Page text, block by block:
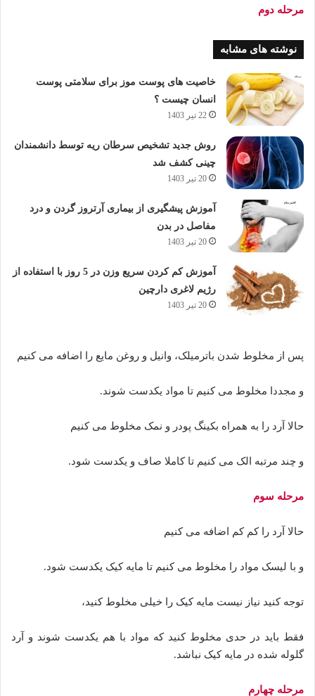
مرحله دوم
نوشته های مشابه
خاصیت های پوست موز برای سلامتی پوست
انسان چیست ؟
22 تیر 1403
روش جدید تشخیص سرطان ریه توسط دانشمندان
چینی کشف شد
20 تیر 1403
آموزش پیشگیری از بیماری آرتروز گردن و درد
مفاصل در بدن
20 تیر 1403
آموزش کم کردن سریع وزن در 5 روز با استفاده از
رژیم لاغری دارچین
20 تیر 1403
پس از مخلوط شدن باترمیلک، وانیل و روغن مایع را اضافه می کنیم
و مجددا مخلوط می کنیم تا مواد یکدست شوند.
حالا آرد را به همراه بکینگ پودر و نمک مخلوط می کنیم
و چند مرتبه الک می کنیم تا کاملا صاف و یکدست شود.
مرحله سوم
حالا آرد را کم کم اضافه می کنیم
و با لیسک مواد را مخلوط می کنیم تا مایه کیک یکدست شود.
توجه کنید نیاز نیست مایه کیک را خیلی مخلوط کنید،
فقط باید در حدی مخلوط کنید که مواد با هم یکدست شوند و آرد
گلوله شده در مایه کیک نباشد.
مرحله چهارم